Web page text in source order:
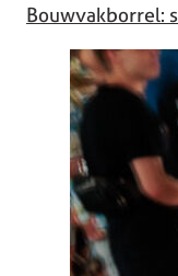
Bouwvakborrel: